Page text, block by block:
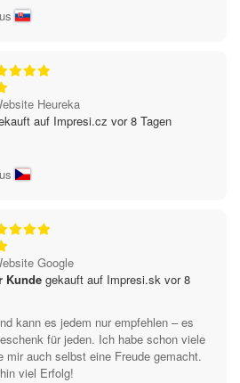
Heureka
auf Impresi.cz vor 8 Tagen
Google
Kunde gekauft auf Impresi.sk vor 8
kann es jedem nur empfehlen – es
für jeden. Ich habe schon viele
mir auch selbst eine Freude gemacht.
viel Erfolg!